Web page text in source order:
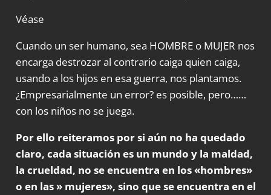
Véase
Cuando un ser humano, sea HOMBRE o MUJER nos
encarga destrozar al contrario caiga quien caiga,
usando a los hijos en esa guerra, nos plantamos.
¿Empresarialmente un error? es posible, pero……
con los niños no se juega.
Por ello reiteramos por si aún no ha quedado
claro, cada situación es un mundo y la maldad,
la crueldad, no se encuentra en los «hombres»
o en las » mujeres», sino que se encuentra en el